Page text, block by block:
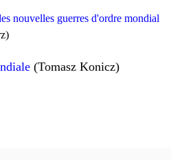
nouvelles guerres d'ordre mondial
(Tomasz Konicz)